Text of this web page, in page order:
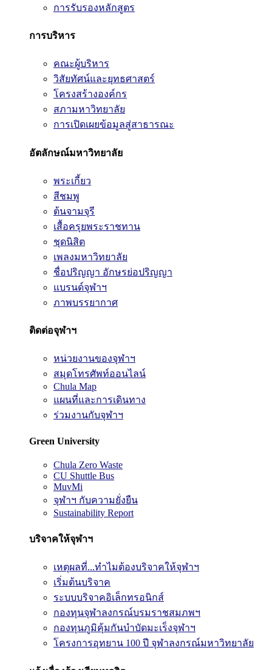
การรับรองหลักสูตร
การบริหาร
คณะผู้บริหาร
วิสัยทัศน์และยุทธศาสตร์
โครงสร้างองค์กร
สภามหาวิทยาลัย
การเปิดเผยข้อมูลสู่สาธารณะ
อัตลักษณ์มหาวิทยาลัย
พระเกี้ยว
สีชมพู
ต้นจามจุรี
เสื้อครุยพระราชทาน
ชุดนิสิต
เพลงมหาวิทยาลัย
ชื่อปริญญา อักษรย่อปริญญา
แบรนด์จุฬาฯ
ภาพบรรยากาศ
ติดต่อจุฬาฯ
หน่วยงานของจุฬาฯ
สมุดโทรศัพท์ออนไลน์
Chula Map
แผนที่และการเดินทาง
ร่วมงานกับจุฬาฯ
Green University
Chula Zero Waste
CU Shuttle Bus
MuvMi
จุฬาฯ กับความยั่งยืน
Sustainability Report
บริจาคให้จุฬาฯ
เหตุผลที่...ทำไมต้องบริจาคให้จุฬาฯ
เริ่มต้นบริจาค
ระบบบริจาคอิเล็กทรอนิกส์
กองทุนจุฬาลงกรณ์บรมราชสมภพฯ
กองทุนภูมิคุ้มกันบำบัดมะเร็งจุฬาฯ
โครงการอุทยาน 100 ปี จุฬาลงกรณ์มหาวิทยาลัย